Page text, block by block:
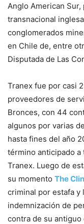
Anglo American
transnacional
conglomerados
en Chile de, entre
Disputada de Las
Tranex fue por casi
proveedores de
Bronces, con 44
algunos por varias
hasta fines del año
término anticipado a
Tranex. Luego de
su momento The
criminal por estafa y
indemnización de
contra de su